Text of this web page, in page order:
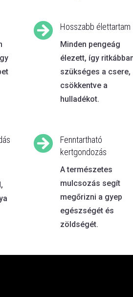
 Hosszabb élettartam
Minden pengeág
élezett, így
szükséges a csere,
csökkentve a
hulladékot.

Fenntartható
kertgondozás
A természetes
mulcsozás segít
megőrizni a gyep
egészségét és
zöldségét.